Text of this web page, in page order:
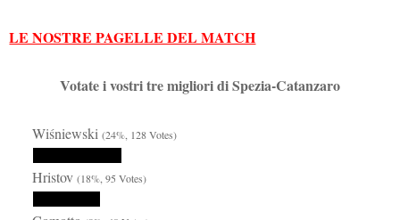
LE NOSTRE PAGELLE DEL MATCH
Votate i vostri tre migliori di Spezia-Catanzaro
Wiśniewski(24%, 128 Votes)
Hristov(18%, 95 Votes)